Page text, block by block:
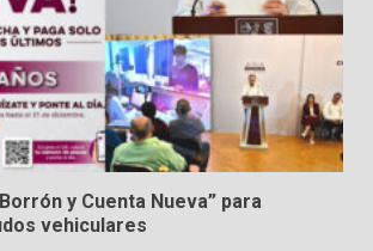
y Cuenta Nueva” para
vehiculares